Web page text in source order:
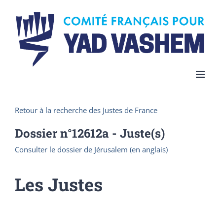
content
Retour à la recherche des Justes de France
Dossier n°12612a - Juste(s)
Consulter le dossier de Jérusalem (en anglais)
Les Justes